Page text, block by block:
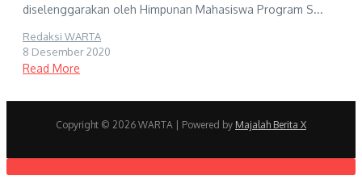
diselenggarakan oleh Himpunan Mahasiswa Program S...
Redaksi WARTA
8 Desember 2020
Read More
Copyright © 2026 WARTA | Powered by Majalah Berita X